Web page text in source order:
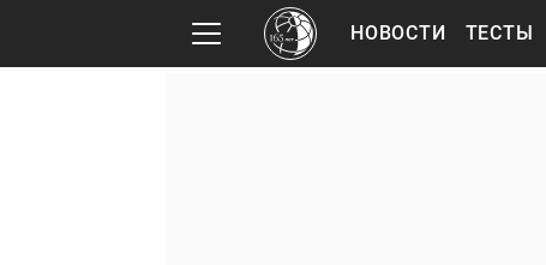
НОВОСТИ ТЕСТЫ